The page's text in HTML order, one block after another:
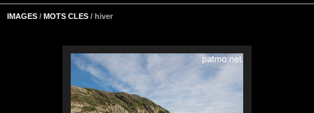
IMAGES / MOTS CLES / hiver